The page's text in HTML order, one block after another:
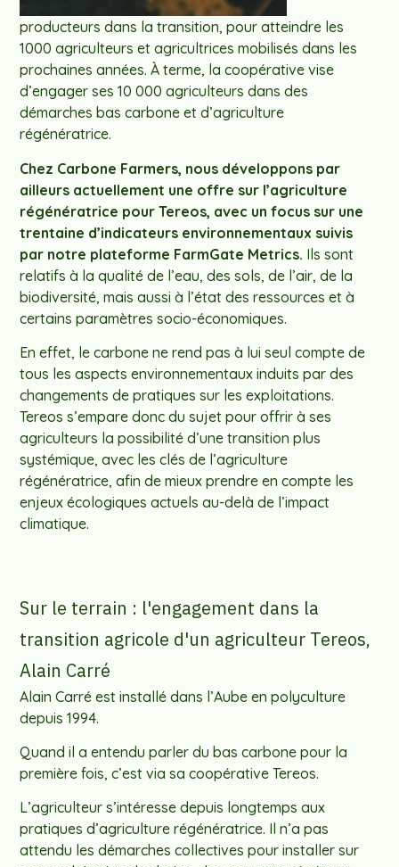
producteurs dans la transition, pour atteindre les
1000 agriculteurs et agricultrices mobilisés dans les
prochaines années. À terme, la coopérative vise
d’engager ses 10 000 agriculteurs dans des
démarches bas carbone et d’agriculture
régénératrice.
Chez Carbone Farmers, nous développons par
ailleurs actuellement une offre sur l’agriculture
régénératrice pour Tereos, avec un focus sur une
trentaine d’indicateurs environnementaux suivis
par notre plateforme FarmGate Metrics. Ils sont
relatifs à la qualité de l’eau, des sols, de l’air, de la
biodiversité, mais aussi à l’état des ressources et à
certains paramètres socio-économiques.
En effet, le carbone ne rend pas à lui seul compte de
tous les aspects environnementaux induits par des
changements de pratiques sur les exploitations.
Tereos s’empare donc du sujet pour offrir à ses
agriculteurs la possibilité d’une transition plus
systémique, avec les clés de l’agriculture
régénératrice, afin de mieux prendre en compte les
enjeux écologiques actuels au-delà de l’impact
climatique.
Sur le terrain : l'engagement dans la
transition agricole d'un agriculteur Tereos,
Alain Carré
Alain Carré est installé dans l’Aube en polyculture
depuis 1994.
Quand il a entendu parler du bas carbone pour la
première fois, c’est via sa coopérative Tereos.
L’agriculteur s’intéresse depuis longtemps aux
pratiques d’agriculture régénératrice. Il n’a pas
attendu les démarches collectives pour installer sur